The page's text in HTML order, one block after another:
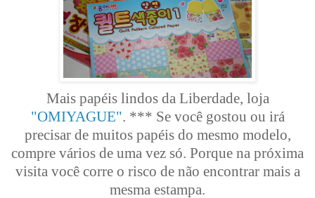
Mais papéis lindos da Liberdade, loja
"OMIYAGUE". *** Se você gostou ou irá
precisar de muitos papéis do mesmo modelo,
compre vários de uma vez só. Porque na próxima
visita você corre o risco de não encontrar mais a
mesma estampa.